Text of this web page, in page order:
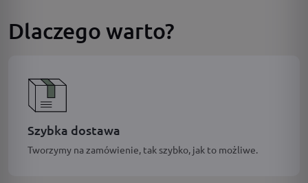
Dlaczego warto?
Szybka dostawa
Tworzymy na zamówienie, tak szybko, jak to możliwe.